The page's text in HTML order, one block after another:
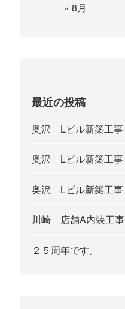
« 8月
最近の投稿
奥沢 Lビル新築工事
奥沢 Lビル新築工事
奥沢 Lビル新築工事
川崎 店舗A内装工事
２５周年です。